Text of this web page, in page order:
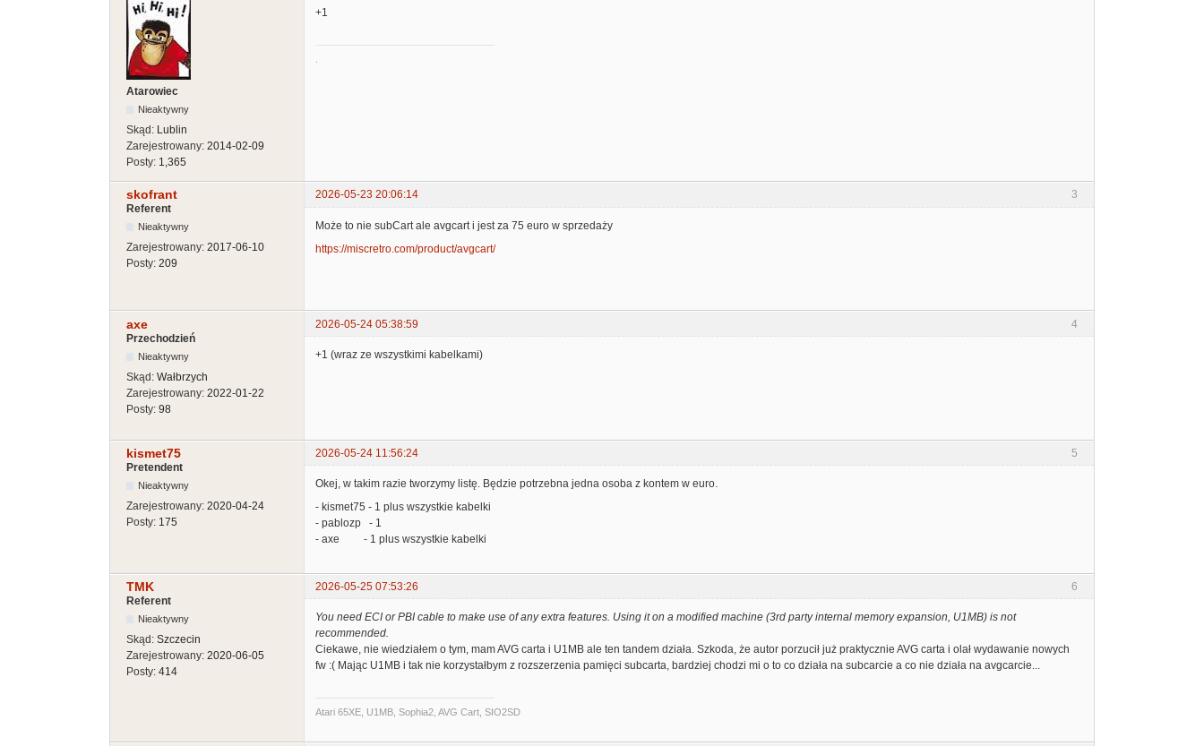
Atarowiec
Nieaktywny
Skąd: Lublin
Zarejestrowany: 2014-02-09
Posty: 1,365
+1
3
skofrant
2026-05-23 20:06:14
Referent
Nieaktywny
Zarejestrowany: 2017-06-10
Posty: 209
Może to nie subCart ale avgcart i jest za 75 euro w sprzedaży
https://miscretro.com/product/avgcart/
4
axe
2026-05-24 05:38:59
Przechodzień
Nieaktywny
Skąd: Wałbrzych
Zarejestrowany: 2022-01-22
Posty: 98
+1 (wraz ze wszystkimi kabelkami)
5
kismet75
2026-05-24 11:56:24
Pretendent
Nieaktywny
Zarejestrowany: 2020-04-24
Posty: 175
Okej, w takim razie tworzymy listę. Będzie potrzebna jedna osoba z kontem w euro.
- kismet75 - 1 plus wszystkie kabelki
- pablozp - 1
- axe - 1 plus wszystkie kabelki
6
TMK
2026-05-25 07:53:26
Referent
Nieaktywny
Skąd: Szczecin
Zarejestrowany: 2020-06-05
Posty: 414
You need ECI or PBI cable to make use of any extra features. Using it on a modified machine (3rd party internal memory expansion, U1MB) is not
recommended.
Ciekawe, nie wiedziałem o tym, mam AVG carta i U1MB ale ten tandem działa. Szkoda, że autor porzucił już praktycznie AVG carta i olał wydawanie nowych
fw :( Mając U1MB i tak nie korzystałbym z rozszerzenia pamięci subcarta, bardziej chodzi mi o to co działa na subcarcie a co nie działa na avgcarcie...
Atari 65XE, U1MB, Sophia2, AVG Cart, SIO2SD